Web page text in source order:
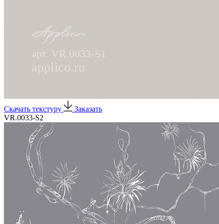
Скачать текстуру
Заказать
VR.0033-S2